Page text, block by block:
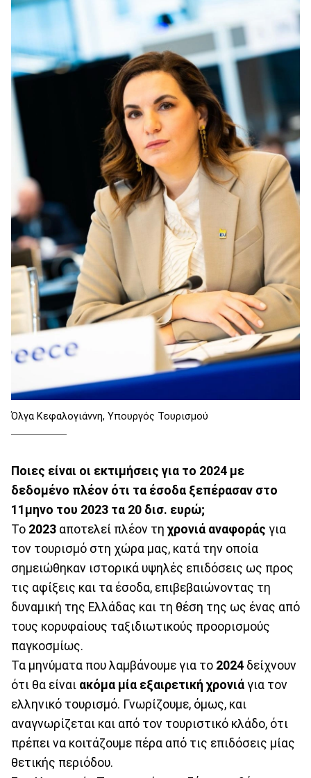
Όλγα Κεφαλογιάννη, Υπουργός Τουρισμού
Ποιες είναι οι εκτιμήσεις για το 2024 με
δεδομένο πλέον ότι τα έσοδα ξεπέρασαν στο
11μηνο του 2023 τα 20 δισ. ευρώ;
Το 2023 αποτελεί πλέον τη χρονιά αναφοράς για
τον τουρισμό στη χώρα μας, κατά την οποία
σημειώθηκαν ιστορικά υψηλές επιδόσεις ως προς
τις αφίξεις και τα έσοδα, επιβεβαιώνοντας τη
δυναμική της Ελλάδας και τη θέση της ως ένας από
τους κορυφαίους ταξιδιωτικούς προορισμούς
παγκοσμίως.
Τα μηνύματα που λαμβάνουμε για το 2024 δείχνουν
ότι θα είναι ακόμα μία εξαιρετική χρονιά για τον
ελληνικό τουρισμό. Γνωρίζουμε, όμως, και
αναγνωρίζεται και από τον τουριστικό κλάδο, ότι
πρέπει να κοιτάζουμε πέρα από τις επιδόσεις μίας
θετικής περιόδου.